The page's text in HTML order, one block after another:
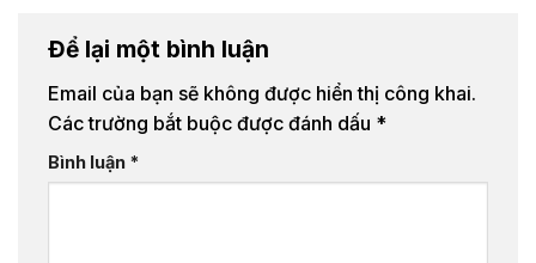
Để lại một bình luận
Email của bạn sẽ không được hiển thị công khai.
Các trường bắt buộc được đánh dấu *
Bình luận *